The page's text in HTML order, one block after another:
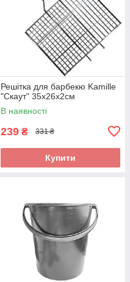
Решітка для барбекю Kamille
"Скаут" 35х26х2см
В наявності
239 ₴ 331 ₴
Купити